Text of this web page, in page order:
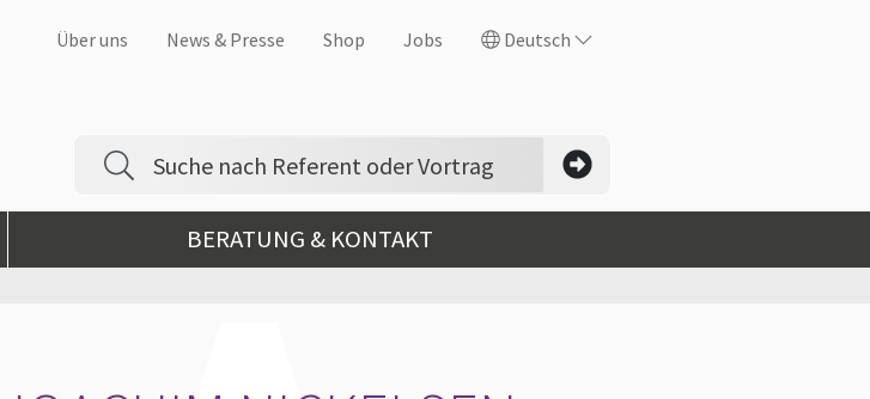
Über uns News & Presse Shop Jobs Deutsch
BERATUNG & KONTAKT